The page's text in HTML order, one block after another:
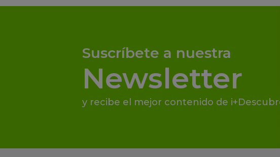
Suscríbete a nuestra
Newsletter
y recibe el mejor contenido de